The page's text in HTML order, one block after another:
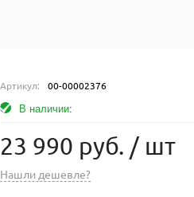
Артикул: 00-00002376
В наличии:
23 990 руб. / шт
Нашли дешевле?